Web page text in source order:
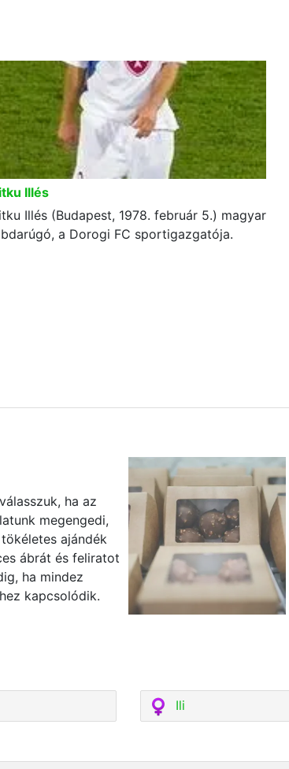
Illés
Illés (Budapest, 1978. február 5.) magyar
a Dorogi FC sportigazgatója.
ha az
megengedi,
ajándék
ábrát és feliratot
ha mindez
kapcsolódik.
Ili